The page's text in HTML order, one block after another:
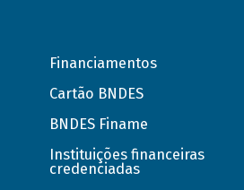
Financiamentos
Cartão BNDES
BNDES Finame
Instituições financeiras
credenciadas